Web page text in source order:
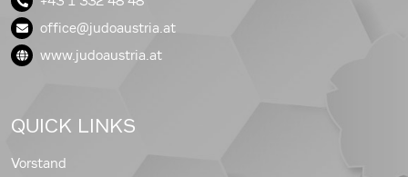
office@judoaustria.at
www.judoaustria.at
QUICK LINKS
Vorstand